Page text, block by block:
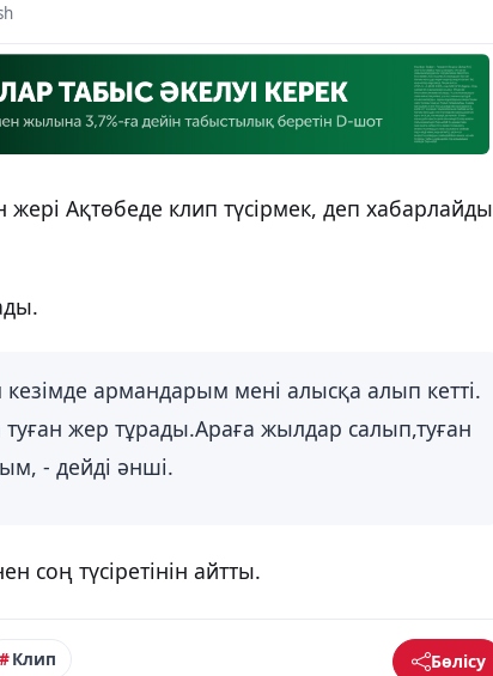
Ақтөбеде клип түсірмек, деп хабарлайды
армандарым мені алысқа алып кетті.
жер тұрады.Араға жылдар салып,туған
- дейді әнші.
соң түсіретінін айтты.
Клип Бөлісу